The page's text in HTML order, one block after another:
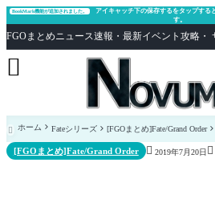
BookMark機能が追加されました。
アイキャッチ下の保存するをタップする
す。

 ホーム Fateシリーズ [FGOまとめ]Fate/Grand Order
[FGOまとめ]Fate/Grand Order  2019年7月20日 